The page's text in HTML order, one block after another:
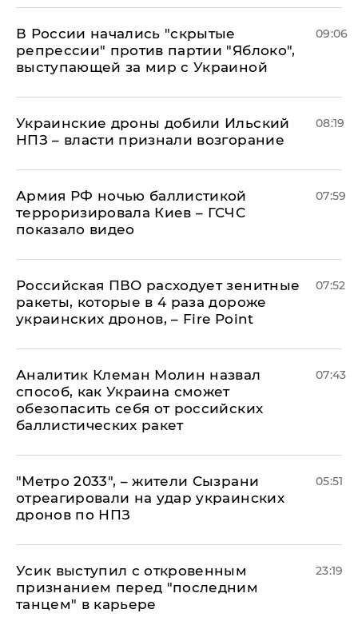
В России начались "скрытые
репрессии" против партии "Яблоко",
выступающей за мир с Украиной
09:06
Украинские дроны добили Ильский
НПЗ – власти признали возгорание
08:19
Армия РФ ночью баллистикой
терроризировала Киев – ГСЧС
показало видео
07:59
Российская ПВО расходует зенитные
ракеты, которые в 4 раза дороже
украинских дронов, – Fire Point
07:52
Аналитик Клеман Молин назвал
способ, как Украина сможет
обезопасить себя от российских
баллистических ракет
07:43
"Метро 2033", – жители Сызрани
отреагировали на удар украинских
дронов по НПЗ
05:51
Усик выступил с откровенным
признанием перед "последним
танцем" в карьере
23:19